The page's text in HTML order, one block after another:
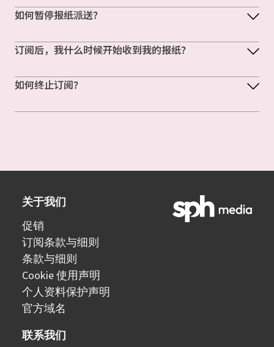
如何暂停报纸派送？
订阅后，我什么时候开始收到我的报纸？
如何终止订阅？
关于我们
促销
订阅条款与细则
条款与细则
Cookie 使用声明
个人资料保护声明
官方域名
联系我们